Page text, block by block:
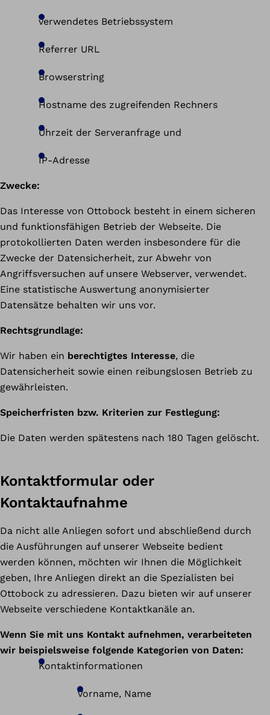
verwendetes Betriebssystem
Referrer URL
Browserstring
Hostname des zugreifenden Rechners
Uhrzeit der Serveranfrage und
IP-Adresse
Zwecke:
Das Interesse von Ottobock besteht in einem sicheren
und funktionsfähigen Betrieb der Webseite. Die
protokollierten Daten werden insbesondere für die
Zwecke der Datensicherheit, zur Abwehr von
Angriffsversuchen auf unsere Webserver, verwendet.
Eine statistische Auswertung anonymisierter
Datensätze behalten wir uns vor.
Rechtsgrundlage:
Wir haben ein berechtigtes Interesse, die
Datensicherheit sowie einen reibungslosen Betrieb zu
gewährleisten.
Speicherfristen bzw. Kriterien zur Festlegung:
Die Daten werden spätestens nach 180 Tagen gelöscht.
Kontaktformular oder
Kontaktaufnahme
Da nicht alle Anliegen sofort und abschließend durch
die Ausführungen auf unserer Webseite bedient
werden können, möchten wir Ihnen die Möglichkeit
geben, Ihre Anliegen direkt an die Spezialisten bei
Ottobock zu adressieren. Dazu bieten wir auf unserer
Webseite verschiedene Kontaktkanäle an.
Wenn Sie mit uns Kontakt aufnehmen, verarbeiteten
wir beispielsweise folgende Kategorien von Daten:
Kontaktinformationen
Vorname, Name